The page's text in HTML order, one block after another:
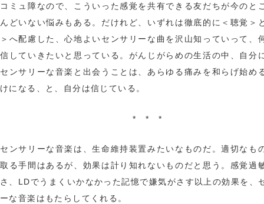
コミュ障なので、こういった感覚を共有できる友だちが今のと
んどいない悩みもある。だけれど、いずれは徹底的に＜聴覚＞
＞へ配慮した、心地よいセンサリーな曲を沢山知っていって、
信していきたいと思っている。がんじがらめの生活の中、自分
センサリーな音楽と出会うことは、あらゆる痛みを和らげ始め
けになる、と、自分は信じている。
* * *
センサリーな音楽は、生命維持装置みたいなものだ。適切なも
取る手間はあるが、効果は計り知れないものだと思う。感覚過
さ、LDでうまくいかなかった記憶で嫌気がさす以上の効果を、
ーな音楽はもたらしてくれる。